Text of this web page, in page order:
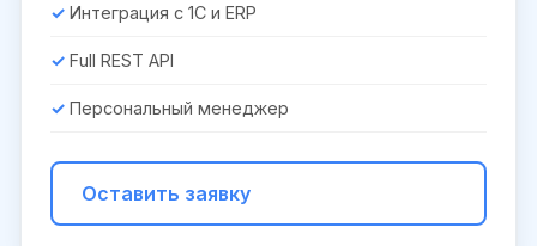
Интеграция с 1С и ERP
Full REST API
Персональный менеджер
Оставить заявку